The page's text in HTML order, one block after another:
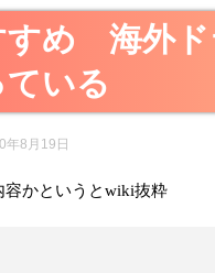
すめ 海外
ている
年8月19日
容かというとwiki抜粋